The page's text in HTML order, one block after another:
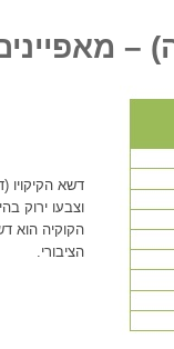
–
דשא הקיקויו
וצבעו ירוק
הקוקיה הוא
הציבורי.